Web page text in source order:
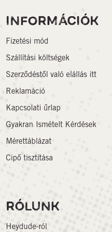
INFORMÁCIÓK
Fizetési mód
Szállítási költségek
Szerződéstől való elállás itt
Reklamáció
Kapcsolati űrlap
Gyakran Ismételt Kérdések
Mérettáblázat
Cipő tisztítása
RÓLUNK
Heydude-ról